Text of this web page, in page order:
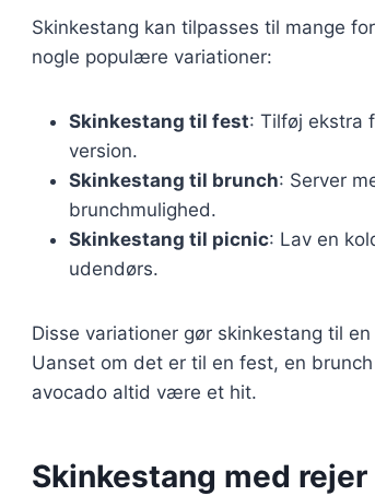
Skinkestang kan tilpasses til mange
nogle populære variationer:
Skinkestang til fest: Tilføj ekstra
version.
Skinkestang til brunch: Server
brunchmulighed.
Skinkestang til picnic: Lav en
udendørs.
Disse variationer gør skinkestang til
Uanset om det er til en fest, en
avocado altid være et hit.
Skinkestang med